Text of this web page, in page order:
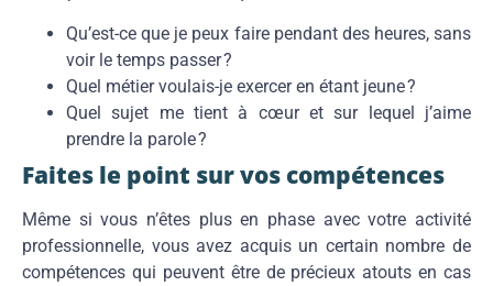
Qu’est-ce que je peux faire pendant des heures, sans
voir le temps passer ?
Quel métier voulais-je exercer en étant jeune ?
Quel sujet me tient à cœur et sur lequel j’aime
prendre la parole ?
Faites le point sur vos compétences
Même si vous n’êtes plus en phase avec votre activité
professionnelle, vous avez acquis un certain nombre de
compétences qui peuvent être de précieux atouts en cas